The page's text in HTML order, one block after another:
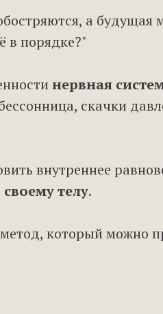
а будущая
в порядке?"
нервная
скачки
внутреннее
телу.
который можно